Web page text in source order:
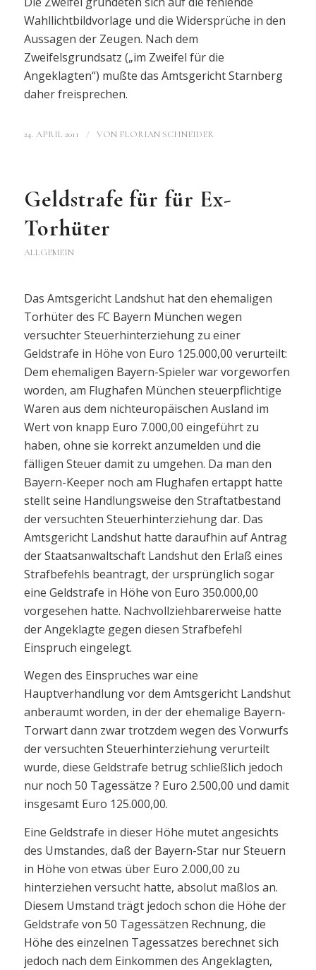
Wahllichtbildvorlage und die Widersprüche in den
Aussagen der Zeugen. Nach dem
Zweifelsgrundsatz („im Zweifel für die
Angeklagten“) mußte das Amtsgericht Starnberg
daher freisprechen.
24. APRIL 2011 / VON FLORIAN SCHNEIDER
Geldstrafe für für Ex-
Torhüter
ALLGEMEIN
Das Amtsgericht Landshut hat den ehemaligen
Torhüter des FC Bayern München wegen
versuchter Steuerhinterziehung zu einer
Geldstrafe in Höhe von Euro 125.000,00 verurteilt:
Dem ehemaligen Bayern-Spieler war vorgeworfen
worden, am Flughafen München steuerpflichtige
Waren aus dem nichteuropäischen Ausland im
Wert von knapp Euro 7.000,00 eingeführt zu
haben, ohne sie korrekt anzumelden und die
fälligen Steuer damit zu umgehen. Da man den
Bayern-Keeper noch am Flughafen ertappt hatte
stellt seine Handlungsweise den Straftatbestand
der versuchten Steuerhinterziehung dar. Das
Amtsgericht Landshut hatte daraufhin auf Antrag
der Staatsanwaltschaft Landshut den Erlaß eines
Strafbefehls beantragt, der ursprünglich sogar
eine Geldstrafe in Höhe von Euro 350.000,00
vorgesehen hatte. Nachvollziehbarerweise hatte
der Angeklagte gegen diesen Strafbefehl
Einspruch eingelegt.
Wegen des Einspruches war eine
Hauptverhandlung vor dem Amtsgericht Landshut
anberaumt worden, in der der ehemalige Bayern-
Torwart dann zwar trotzdem wegen des Vorwurfs
der versuchten Steuerhinterziehung verurteilt
wurde, diese Geldstrafe betrug schließlich jedoch
nur noch 50 Tagessätze ? Euro 2.500,00 und damit
insgesamt Euro 125.000,00.
Eine Geldstrafe in dieser Höhe mutet angesichts
des Umstandes, daß der Bayern-Star nur Steuern
in Höhe von etwas über Euro 2.000,00 zu
hinterziehen versucht hatte, absolut maßlos an.
Diesem Umstand trägt jedoch schon die Höhe der
Geldstrafe von 50 Tagessätzen Rechnung, die
Höhe des einzelnen Tagessatzes berechnet sich
jedoch nach dem Einkommen des Angeklagten,